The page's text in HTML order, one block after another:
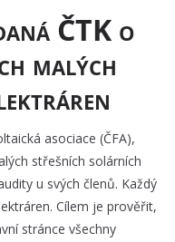
ČTK o
malých
asociace (ČFA),
střešních solárních
u svých členů. Každý
Cílem je prověřit,
stránce všechny